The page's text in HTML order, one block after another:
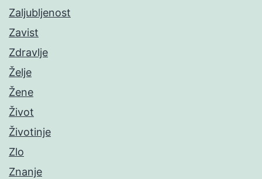
Zaljubljenost
Zavist
Zdravlje
Želje
Žene
Život
Životinje
Zlo
Znanje